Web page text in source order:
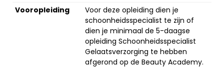
Vooropleiding
Voor deze opleiding dien je
schoonheidsspecialist te zijn of
dien je minimaal de 5-daagse
opleiding Schoonheidsspecialist
Gelaatsverzorging te hebben
afgerond op de Beauty Academy.